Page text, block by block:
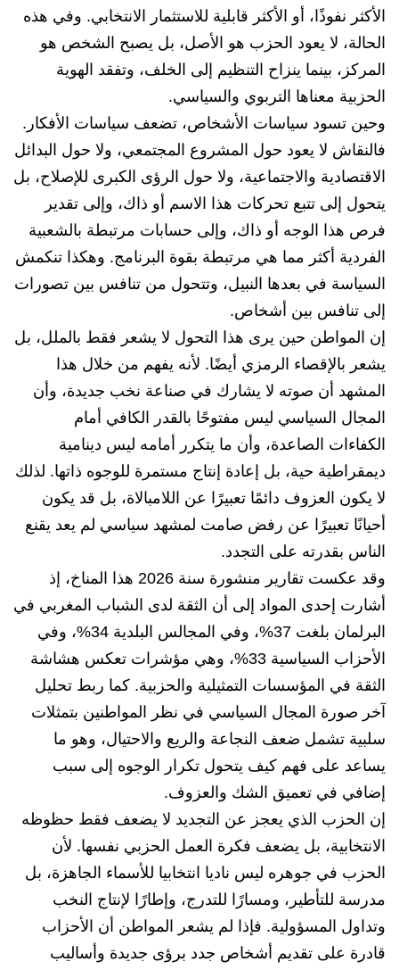
الأكثر نفوذًا، أو الأكثر قابلية للاستثمار الانتخابي. وفي هذه
الحالة، لا يعود الحزب هو الأصل، بل يصبح الشخص هو
المركز، بينما ينزاح التنظيم إلى الخلف، وتفقد الهوية
الحزبية معناها التربوي والسياسي.
وحين تسود سياسات الأشخاص، تضعف سياسات الأفكار.
فالنقاش لا يعود حول المشروع المجتمعي، ولا حول البدائل
الاقتصادية والاجتماعية، ولا حول الرؤى الكبرى للإصلاح، بل
يتحول إلى تتبع تحركات هذا الاسم أو ذاك، وإلى تقدير
فرص هذا الوجه أو ذاك، وإلى حسابات مرتبطة بالشعبية
الفردية أكثر مما هي مرتبطة بقوة البرنامج. وهكذا تنكمش
السياسة في بعدها النبيل، وتتحول من تنافس بين تصورات
إلى تنافس بين أشخاص.
إن المواطن حين يرى هذا التحول لا يشعر فقط بالملل، بل
يشعر بالإقصاء الرمزي أيضًا. لأنه يفهم من خلال هذا
المشهد أن صوته لا يشارك في صناعة نخب جديدة، وأن
المجال السياسي ليس مفتوحًا بالقدر الكافي أمام
الكفاءات الصاعدة، وأن ما يتكرر أمامه ليس دينامية
ديمقراطية حية، بل إعادة إنتاج مستمرة للوجوه ذاتها. لذلك
لا يكون العزوف دائمًا تعبيرًا عن اللامبالاة، بل قد يكون
أحيانًا تعبيرًا عن رفض صامت لمشهد سياسي لم يعد يقنع
الناس بقدرته على التجدد.
وقد عكست تقارير منشورة سنة 2026 هذا المناخ، إذ
أشارت إحدى المواد إلى أن الثقة لدى الشباب المغربي في
البرلمان بلغت 37%، وفي المجالس البلدية 34%، وفي
الأحزاب السياسية 33%، وهي مؤشرات تعكس هشاشة
الثقة في المؤسسات التمثيلية والحزبية. كما ربط تحليل
آخر صورة المجال السياسي في نظر المواطنين بتمثلات
سلبية تشمل ضعف النجاعة والريع والاحتيال، وهو ما
يساعد على فهم كيف يتحول تكرار الوجوه إلى سبب
إضافي في تعميق الشك والعزوف.
إن الحزب الذي يعجز عن التجديد لا يضعف فقط حظوظه
الانتخابية، بل يضعف فكرة العمل الحزبي نفسها. لأن
الحزب في جوهره ليس ناديا انتخابيا للأسماء الجاهزة، بل
مدرسة للتأطير، ومسارًا للتدرج، وإطارًا لإنتاج النخب
وتداول المسؤولية. فإذا لم يشعر المواطن أن الأحزاب
قادرة على تقديم أشخاص جدد برؤى جديدة وأساليب